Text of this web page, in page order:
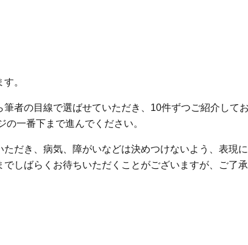
。
者の目線で選ばせていただき、10件ずつご紹介して
一番下まで進んでください。
だき、病気、障がいなどは決めつけないよう、表現に
しばらくお待ちいただくことがございますが、ご了承